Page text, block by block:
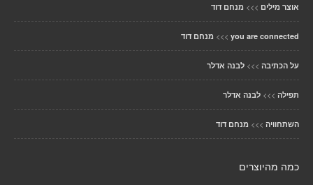
אוצר מילים >>> מנחם דוד
you are connected
>>> מנחם דוד
על הכתיבה >>> לבנה אדלר
תפילה >>> לבנה אדלר
השתחוויה >>> מנחם דוד
כמה מהיוצרים